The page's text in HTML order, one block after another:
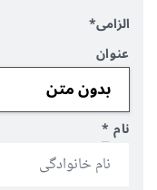
الزامی*
عنوان
نام *